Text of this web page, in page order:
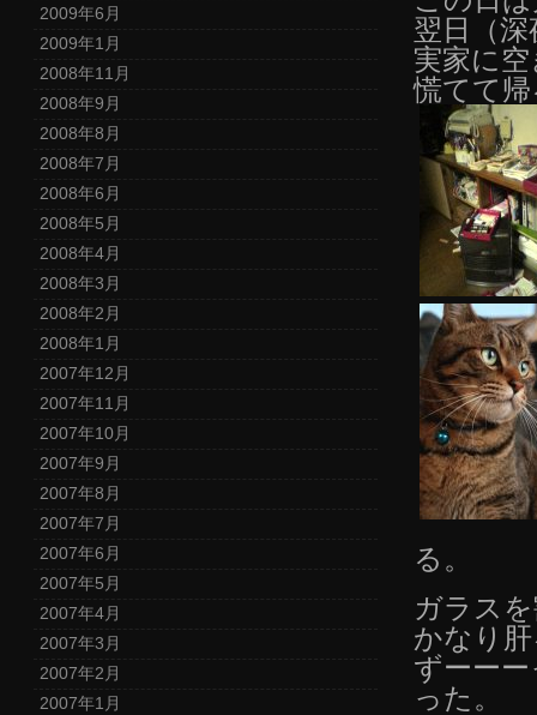
2009年6月
2009年1月
2008年11月
2008年9月
2008年8月
2008年7月
2008年6月
2008年5月
2008年4月
2008年3月
2008年2月
2008年1月
2007年12月
2007年11月
2007年10月
2007年9月
2007年8月
2007年7月
2007年6月
2007年5月
2007年4月
2007年3月
2007年2月
2007年1月
翌日（深
実家に
慌てて
る。
ガラス
かなり
ずーー
った。